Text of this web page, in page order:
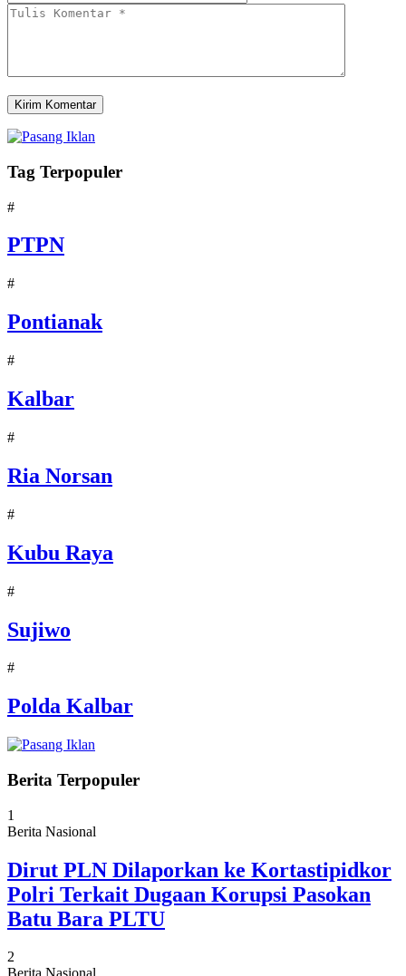
Tag Terpopuler
#
PTPN
#
Pontianak
#
Kalbar
#
Ria Norsan
#
Kubu Raya
#
Sujiwo
#
Polda Kalbar
Berita Terpopuler
1
Berita Nasional
Dirut PLN Dilaporkan ke Kortastipidkor
Polri Terkait Dugaan Korupsi Pasokan
Batu Bara PLTU
2